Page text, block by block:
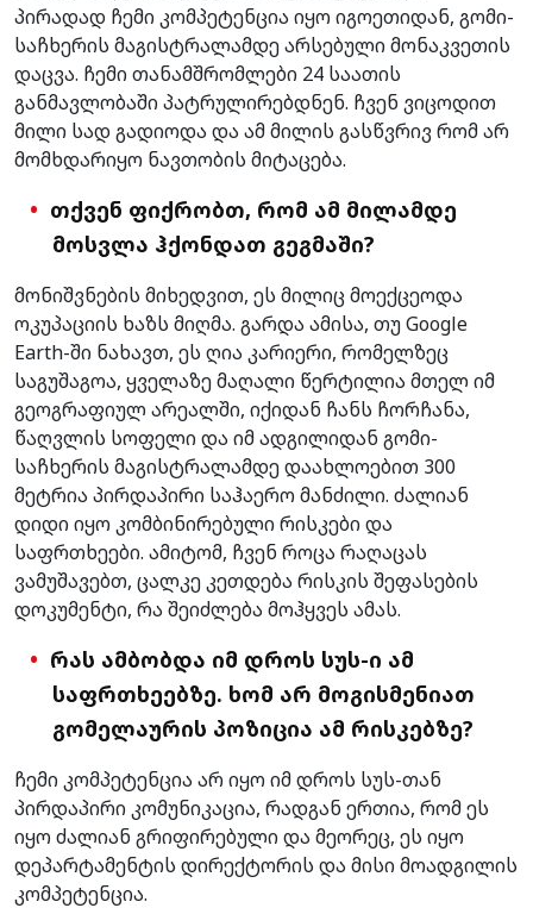
პირადად ჩემი კომპეტენცია იყო იგოეთიდან, გომი-
საჩხერის მაგისტრალამდე არსებული მონაკვეთის
დაცვა. ჩემი თანამშრომლები 24 საათის
განმავლობაში პატრულირებდნენ. ჩვენ ვიცოდით
მილი სად გადიოდა და ამ მილის გასწვრივ რომ არ
მომხდარიყო ნავთობის მიტაცება.
თქვენ ფიქრობთ, რომ ამ მილამდე
მოსვლა ჰქონდათ გეგმაში?
მონიშვნების მიხედვით, ეს მილიც მოექცეოდა
ოკუპაციის ხაზს მიღმა. გარდა ამისა, თუ Google
Earth-ში ნახავთ, ეს ღია კარიერი, რომელზეც
საგუშაგოა, ყველაზე მაღალი წერტილია მთელ იმ
გეოგრაფიულ არეალში, იქიდან ჩანს ჩორჩანა,
წაღვლის სოფელი და იმ ადგილიდან გომი-
საჩხერის მაგისტრალამდე დაახლოებით 300
მეტრია პირდაპირი საჰაერო მანძილი. ძალიან
დიდი იყო კომბინირებული რისკები და
საფრთხეები. ამიტომ, ჩვენ როცა რაღაცას
ვამუშავებთ, ცალკე კეთდება რისკის შეფასების
დოკუმენტი, რა შეიძლება მოჰყვეს ამას.
რას ამბობდა იმ დროს სუს-ი ამ
საფრთხეებზე. ხომ არ მოგისმენიათ
გომელაურის პოზიცია ამ რისკებზე?
ჩემი კომპეტენცია არ იყო იმ დროს სუს-თან
პირდაპირი კომუნიკაცია, რადგან ერთია, რომ ეს
იყო ძალიან გრიფირებული და მეორეც, ეს იყო
დეპარტამენტის დირექტორის და მისი მოადგილის
კომპეტენცია.